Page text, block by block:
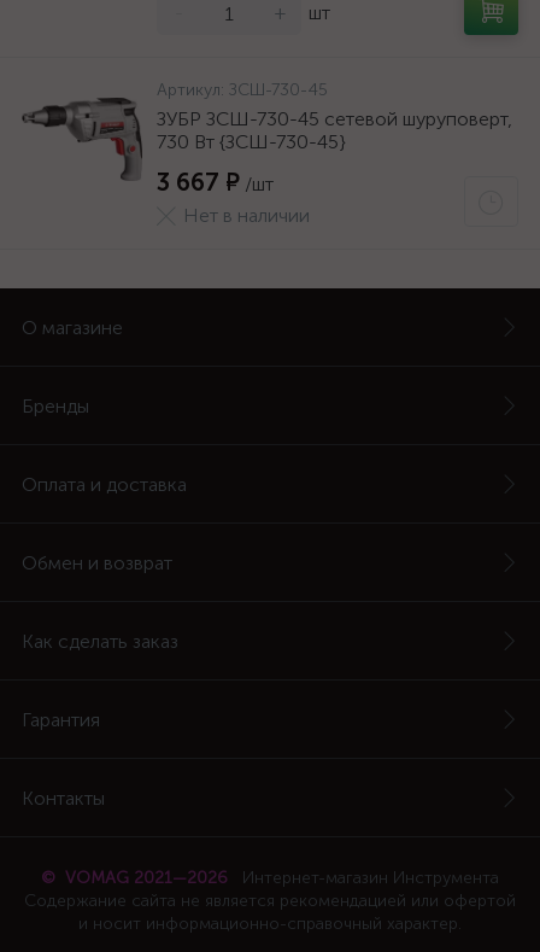
+ шт
Артикул: ЗСШ-730-45
ЗУБР ЗСШ-730-45 сетевой шуруповерт,
730 Вт {ЗСШ-730-45}
3 667 ₽ /шт
Нет в наличии
О магазине
Бренды
Оплата и доставка
Обмен и возврат
Как сделать заказ
Гарантия
Контакты
© VOMAG 2021—2026
Интернет-магазин Инструмента
Содержание сайта не является рекомендацией или офертой
и носит информационно-справочный характер.